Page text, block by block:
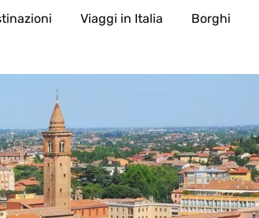
Viaggi in Italia Borghi